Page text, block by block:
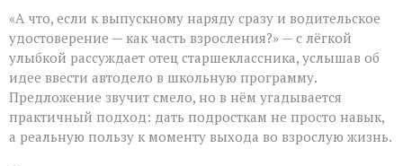
в
придачу
аттестату:
школьная
инициатива
«А что, если к выпускному наряду сразу и водительское
удостоверение — как часть взросления?» — с лёгкой
улыбкой рассуждает отец старшеклассника, услышав об
идее ввести автодело в школьную программу.
Предложение звучит смело, но в нём угадывается
практичный подход: дать подросткам не просто навык,
а реальную пользу к моменту выхода во взрослую жизнь.